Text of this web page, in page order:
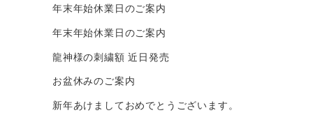
年末年始休業日のご案内
年末年始休業日のご案内
龍神様の刺繍額 近日発売
お盆休みのご案内
新年あけましておめでとうございます。